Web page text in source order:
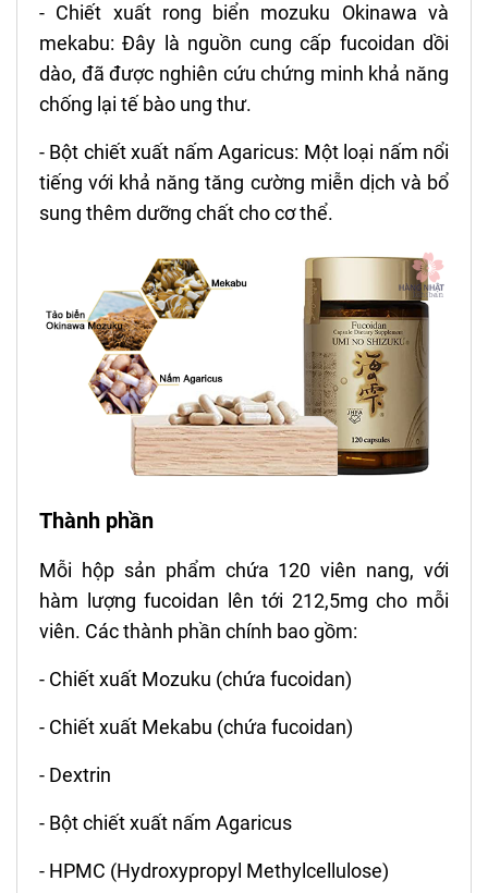
- Chiết xuất rong biển mozuku Okinawa và
mekabu: Đây là nguồn cung cấp fucoidan dồi
dào, đã được nghiên cứu chứng minh khả năng
chống lại tế bào ung thư.
- Bột chiết xuất nấm Agaricus: Một loại nấm nổi
tiếng với khả năng tăng cường miễn dịch và bổ
sung thêm dưỡng chất cho cơ thể.
Thành phần
Mỗi hộp sản phẩm chứa 120 viên nang, với
hàm lượng fucoidan lên tới 212,5mg cho mỗi
viên. Các thành phần chính bao gồm:
- Chiết xuất Mozuku (chứa fucoidan)
- Chiết xuất Mekabu (chứa fucoidan)
- Dextrin
- Bột chiết xuất nấm Agaricus
- HPMC (Hydroxypropyl Methylcellulose)